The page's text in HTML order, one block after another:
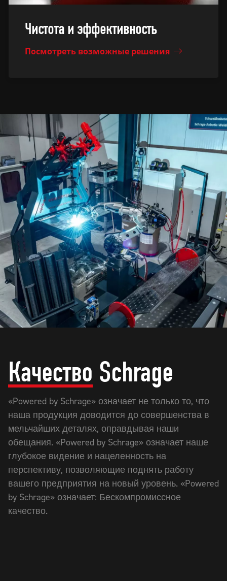
Чистота и эффективность
Посмотреть возможные решения
Качество Schrage
«Powered by Schrage» означает не только то, что
наша продукция доводится до совершенства в
мельчайших деталях, оправдывая наши
обещания. «Powered by Schrage» означает наше
глубокое видение и нацеленность на
перспективу, позволяющие поднять работу
вашего предприятия на новый уровень. «Powered
by Schrage» означает: Бескомпромиссное
качество.